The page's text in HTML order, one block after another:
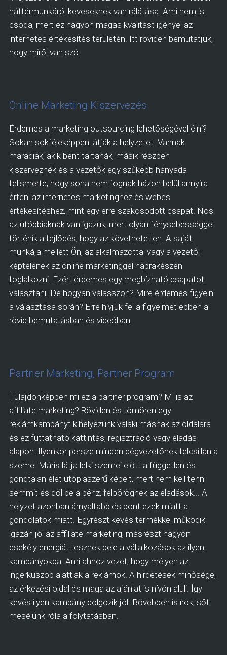
háttérmunkáról keveseknek van rálátása. Ami nem is
csoda, mert ez nagyon magas kvalitást igényel az
internetes értékesítés területén. Itt röviden bemutatjuk,
hogy miről van szó.
Online Marketing Kiszervezés
Érdemes a marketing outsourcing lehetőségével élni?
Sokan sokféleképpen látják a helyzetet. Vannak
maradiak, akik bent tartanák, másik részben
kiszerveznék és a vezetők egy szűkebb hányada
felismerte, hogy soha nem fognak házon belül annyira
érteni az internetes marketinghez és webes
értékesítéshez, mint egy erre szakosodott csapat. Nos
az utóbbiaknak van igazuk, mert olyan fénysebességgel
történik a fejlődés, hogy az követhetetlen. A saját
munkája mellett Ön, az alkalmazottai vagy a vezetői
képtelenek az online marketinggel naprakészen
foglalkozni. Ezért érdemes egy megbízható csapatot
választani. De hogyan válasszon? Mire érdemes figyelni
a választása során? Erre hívjuk fel a figyelmet ebben a
rövid bemutatásban és videóban.
Partner Marketing, Partner Program
Tulajdonképpen mi ez a partner program? Mi is az
affiliate marketing? Röviden és tömören egy
reklámkampányt kihelyezünk valaki másnak az oldalára
és ez futtatható kattintás, regisztráció vagy eladás
alapon. Ilyenkor persze minden cégvezetőnek felcsillan a
szeme. Máris látja lelki szemei előtt a független és
gondtalan élet utópiaszerű képeit, mert nem kell tenni
semmit és dől be a pénz, felpörögnek az eladások... A
helyzet azonban árnyaltabb és pont ezek miatt a
gondolatok miatt. Egyrészt kevés termékkel működik
igazán jól az affiliate marketing, másrészt nagyon
csekély energiát tesznek bele a vállalkozások az ilyen
kampányokba. Ami ahhoz vezet, hogy mélyen az
ingerküszöb alattiak a reklámok. A hirdetések minősége,
az érkezési oldal és maga az ajánlat is nívón aluli. Így
kevés ilyen kampány dolgozik jól. Bővebben is írok, sőt
mesélünk róla a folytatásban.